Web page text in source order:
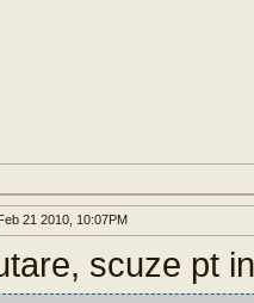
21 2010, 10:07PM
scuze pt